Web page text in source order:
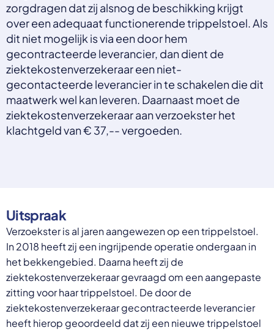
Overheid moet proactief
ondersteuning bieden bij schulden, niet
straffen
Schrap de opslag op de zorgpremie voor mensen die
Nederlands
English
Deutsch
Polski
Romana
български
Українська
русский
Espanol
Francais
zorgdragen dat zij alsnog de beschikking krijgt
over een adequaat functionerende trippelstoel. Als
dit niet mogelijk is via een door hem
gecontracteerde leverancier, dan dient de
ziektekostenverzekeraar een niet-
gecontacteerde leverancier in te schakelen die dit
maatwerk wel kan leveren. Daarnaast moet de
ziektekostenverzekeraar aan verzoekster het
klachtgeld van € 37,-- vergoeden.
Uitspraak
Verzoekster is al jaren aangewezen op een trippelstoel.
In 2018 heeft zij een ingrijpende operatie ondergaan in
het bekkengebied. Daarna heeft zij de
ziektekostenverzekeraar gevraagd om een aangepaste
zitting voor haar trippelstoel. De door de
ziektekostenverzekeraar gecontracteerde leverancier
heeft hierop geoordeeld dat zij een nieuwe trippelstoel